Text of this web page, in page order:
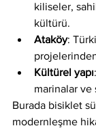
kiliseler,
kültürü.
Ataköy:
Kültürel yapı
marinalar ve
Burada bisiklet
modernleşme